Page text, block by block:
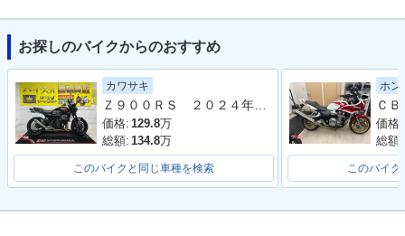
2023年 CB1300 SU
PER FOUR・カラー
チェンジ
2023年 CB1300 SU
PER FOUR SP 30t
h Anniversary・特
別・限定仕様
2023年 CB1300 SU
PER FOUR SP・カ
ラーチェンジ
お探しのバイクからのおすすめ
カワサキ
Ｚ９００ＲＳ ２０２４年モデル 社外フルエキマフラー フェンダーレス ラジエーターカバー タンデムバー シート カスタム多数
価格: 129.8万
総額: 134.8万
このバイクと同じ車種を検索
ホン
価格:
総額:
このバイク